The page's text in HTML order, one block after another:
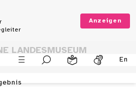
Anzeigen
En
LANDESMUSEUM